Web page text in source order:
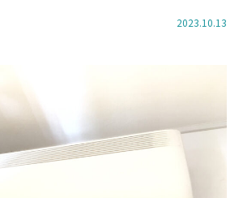
2023.10.13